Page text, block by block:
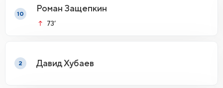
10
Роман Защепкин
73’
2 Давид Хубаев